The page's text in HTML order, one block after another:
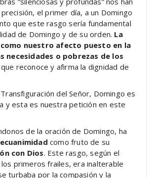
el primer día, a un Domingo
que este rasgo sería fundamental
de Domingo y de su orden. La
nuestro afecto puesto en la
necesidades o pobrezas de los
reconoce y afirma la dignidad de
del Señor, Domingo es
y esta es nuestra petición en este
de la oración de Domingo, ha
ecuanimidad como fruto de su
con Dios. Este rasgo, según el
primeros frailes, era inalterable
turbaba por la compasión y la